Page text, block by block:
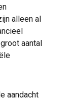
alleen al
aantal
aandacht